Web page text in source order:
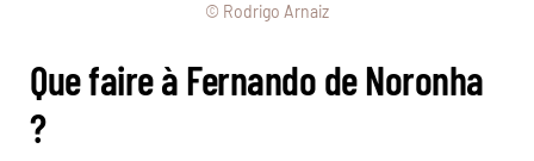
© Rodrigo Arnaiz
Que faire à Fernando de Noronha
?